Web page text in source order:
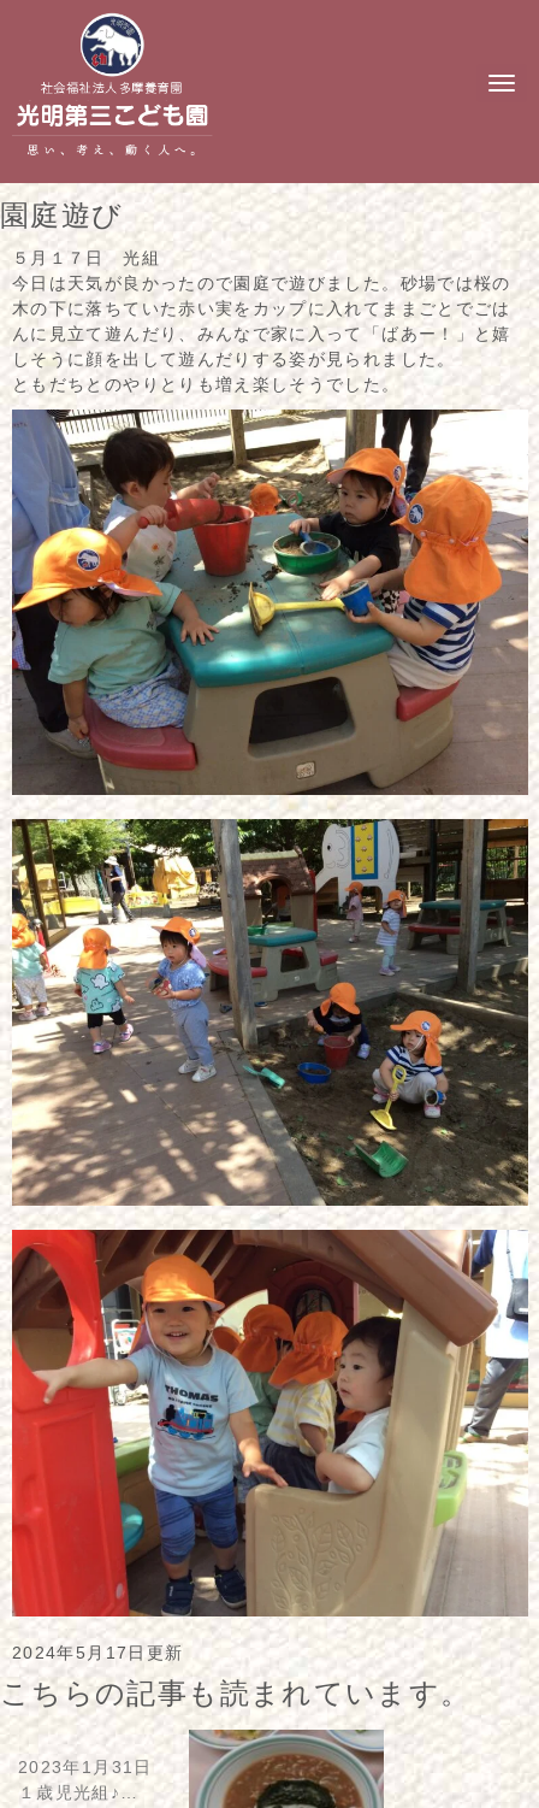
N
t
園庭遊び
５月１７日 光組
今日は天気が良かったので園庭で遊びました。砂場では桜の
木の下に落ちていた赤い実をカップに入れてままごとでごは
んに見立て遊んだり、みんなで家に入って「ばあー！」と嬉
しそうに顔を出して遊んだりする姿が見られました。
ともだちとのやりとりも増え楽しそうでした。
2024年5月17日更新
こちらの記事も読まれています。
2023年1月31日
１歳児光組♪…